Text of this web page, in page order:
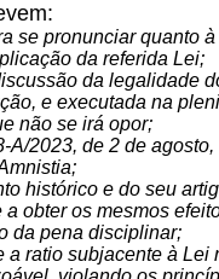
se pronunciar quanto
da referida Lei;
da legalidade
e executada na
não se irá opor;
2023, de 2 de
histórico e do seu
obter os mesmos
da pena disciplinar;
ratio subjacente à